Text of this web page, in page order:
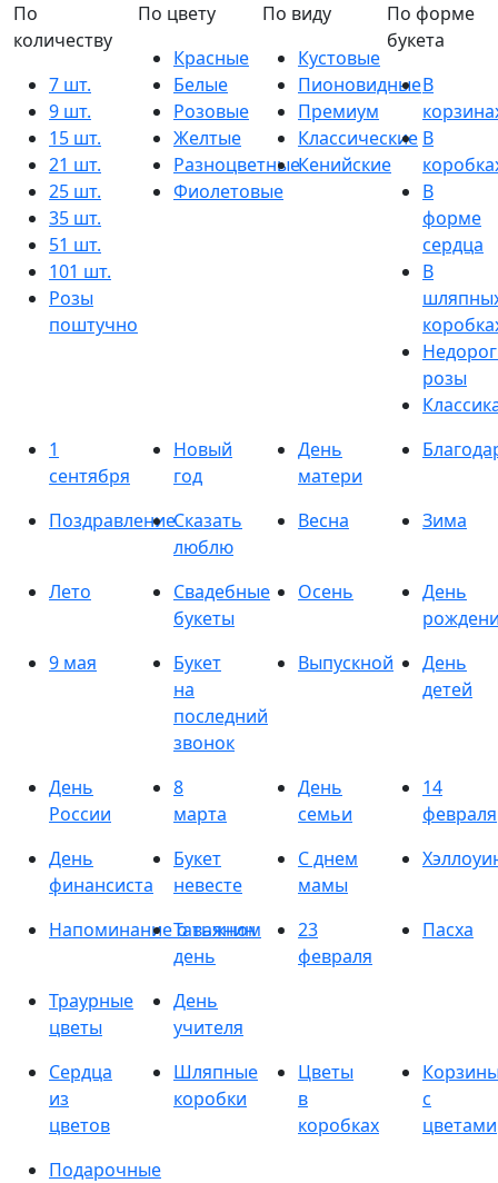
По
количеству
7 шт.
9 шт.
15 шт.
21 шт.
25 шт.
35 шт.
51 шт.
101 шт.
Розы
поштучно
По цвету
Красные
Белые
Розовые
Желтые
Разноцветные
Фиолетовые
По виду
Кустовые
Пионовидные
Премиум
Классические
Кенийские
По форме
букета
В
В
В
форме
сердца
В
розы
1
сентября
Новый
год
День
матери
ПоздравлениеСказать
люблю
Весна Зима
Лето
Свадебные
букеты
Осень
День
9 мая
Букет
на
последний
звонок
Выпускной
День
детей
День
России
8
марта
День
семьи
14
февраля
День
финансиста
Букет
невесте
С днем
мамы
Напоминание о важном
Татьянин
день
23
февраля
Пасха
Траурные
цветы
День
учителя
Сердца
из
цветов
Шляпные
коробки
Цветы
в
коробках
с
цветами
Подарочные